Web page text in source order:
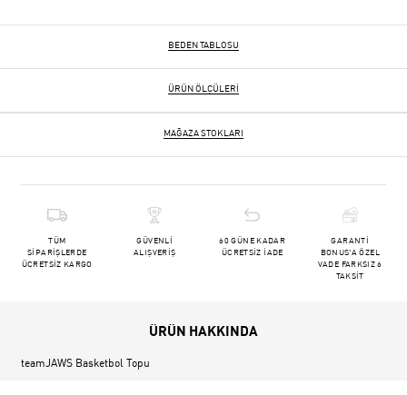
BEDEN TABLOSU
ÜRÜN ÖLÇÜLERI
MAĞAZA STOKLARI
TÜM
SİPARİŞLERDE
ÜCRETSİZ KARGO
GÜVENLİ
ALIŞVERİŞ
60 GÜNE KADAR
ÜCRETSİZ İADE
GARANTİ
BONUS'A ÖZEL
VADE FARKSIZ 6
TAKSİT
ÜRÜN HAKKINDA
teamJAWS Basketbol Topu